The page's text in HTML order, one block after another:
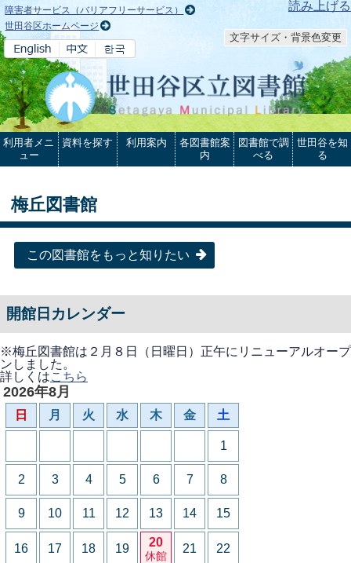
本文へ 読み上げる
障害者サービス（バリアフリーサービス）
世田谷区ホームページ
文字サイズ・背景色変更
利用者メニ
ュー
資料を探す 利用案内
各図書館案
内
図書館で調
べる
世田谷を知
る
梅丘図書館
この図書館をもっと知りたい
開館日カレンダー
※梅丘図書館は２月８日（日曜日）正午にリニューアルオープ
ンしました。
詳しくはこちら
2026年8月
日 月 火 水 木 金 土
1
2 3 4 5 6 7 8
9 10 11 12 13 14 15
16 17 18 19 20
休館
21 22